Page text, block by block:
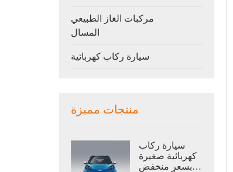
مركبات الغاز الطبيعي
المسال
سيارة ركاب كهربائية
منتجات مميزة
سيارة ركاب
كهربائية صغيرة
بسعر منخفض